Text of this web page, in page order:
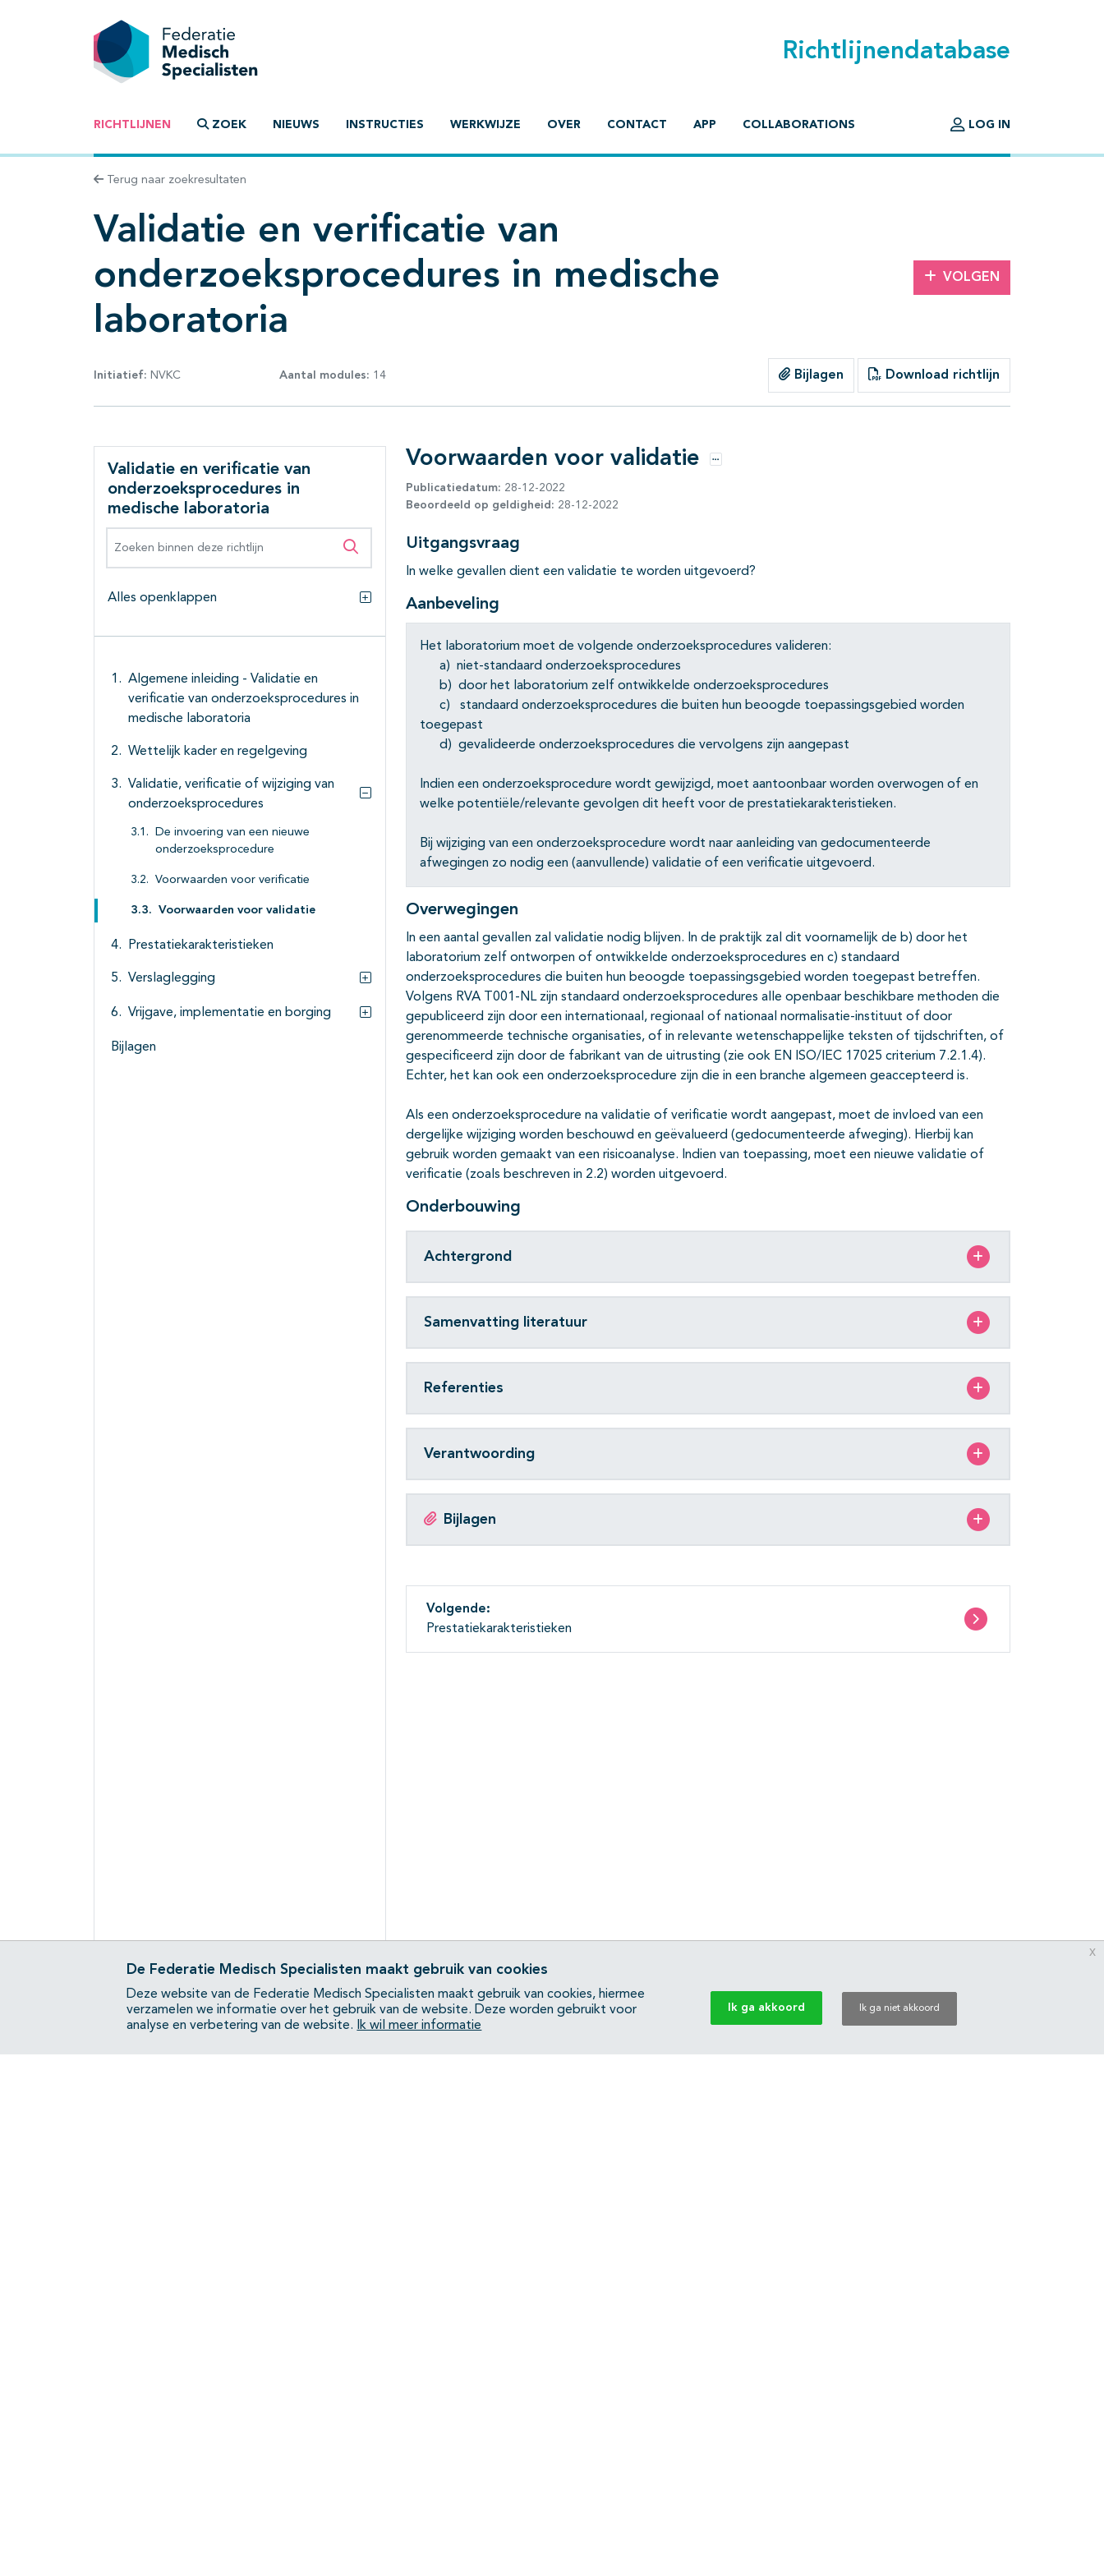
Richtlijnendatabase
RICHTLIJNEN ZOEK NIEUWS INSTRUCTIES WERKWIJZE OVER CONTACT APP COLLABORATIONS LOG IN
Terug naar zoekresultaten
Validatie en verificatie van
onderzoeksprocedures in medische
laboratoria
VOLGEN
Initiatief: NVKC Aantal modules: 14 Bijlagen Download richtlijn
Validatie en verificatie van
onderzoeksprocedures in
medische laboratoria
Zoeken binnen deze richtlijn
Alles openklappen
Algemene inleiding - Validatie en
verificatie van onderzoeksprocedures in
medische laboratoria
Wettelijk kader en regelgeving
Validatie, verificatie of wijziging van
onderzoeksprocedures
Subpagina's open- en dichtklappen
De invoering van een nieuwe
onderzoeksprocedure
Voorwaarden voor verificatie
Voorwaarden voor validatie
Prestatiekarakteristieken
Verslaglegging
Subpagina's open- en dichtklappen
Vrijgave, implementatie en borging
Subpagina's open- en dichtklappen
Bijlagen
Voorwaarden voor validatie Opties
Publicatiedatum: 28-12-2022
Beoordeeld op geldigheid: 28-12-2022
Uitgangsvraag
In welke gevallen dient een validatie te worden uitgevoerd?
Aanbeveling
Het laboratorium moet de volgende onderzoeksprocedures valideren:
a) niet-standaard onderzoeksprocedures
b) door het laboratorium zelf ontwikkelde onderzoeksprocedures
c) standaard onderzoeksprocedures die buiten hun beoogde toepassingsgebied worden
toegepast
d) gevalideerde onderzoeksprocedures die vervolgens zijn aangepast
Indien een onderzoeksprocedure wordt gewijzigd, moet aantoonbaar worden overwogen of en
welke potentiële/relevante gevolgen dit heeft voor de prestatiekarakteristieken.
Bij wijziging van een onderzoeksprocedure wordt naar aanleiding van gedocumenteerde
afwegingen zo nodig een (aanvullende) validatie of een verificatie uitgevoerd.
Overwegingen
In een aantal gevallen zal validatie nodig blijven. In de praktijk zal dit voornamelijk de b) door het
laboratorium zelf ontworpen of ontwikkelde onderzoeksprocedures en c) standaard
onderzoeksprocedures die buiten hun beoogde toepassingsgebied worden toegepast betreffen.
Volgens RVA T001-NL zijn standaard onderzoeksprocedures alle openbaar beschikbare methoden die
gepubliceerd zijn door een internationaal, regionaal of nationaal normalisatie-instituut of door
gerenommeerde technische organisaties, of in relevante wetenschappelijke teksten of tijdschriften, of
gespecificeerd zijn door de fabrikant van de uitrusting (zie ook EN ISO/IEC 17025 criterium 7.2.1.4).
Echter, het kan ook een onderzoeksprocedure zijn die in een branche algemeen geaccepteerd is.
Als een onderzoeksprocedure na validatie of verificatie wordt aangepast, moet de invloed van een
dergelijke wijziging worden beschouwd en geëvalueerd (gedocumenteerde afweging). Hierbij kan
gebruik worden gemaakt van een risicoanalyse. Indien van toepassing, moet een nieuwe validatie of
verificatie (zoals beschreven in 2.2) worden uitgevoerd.
Onderbouwing
Achtergrond
Samenvatting literatuur
Referenties
Verantwoording
Bijlagen
Volgende:
Prestatiekarakteristieken
De Federatie Medisch Specialisten maakt gebruik van cookies
Deze website van de Federatie Medisch Specialisten maakt gebruik van cookies, hiermee
verzamelen we informatie over het gebruik van de website. Deze worden gebruikt voor
analyse en verbetering van de website.
Ik wil meer informatie
Ik ga akkoord Ik ga niet akkoord
x